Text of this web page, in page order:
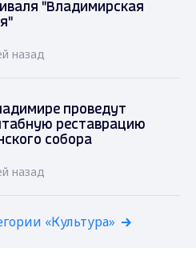
"Владимирская
назад
проведут
реставрацию
собора
назад
«Культура»